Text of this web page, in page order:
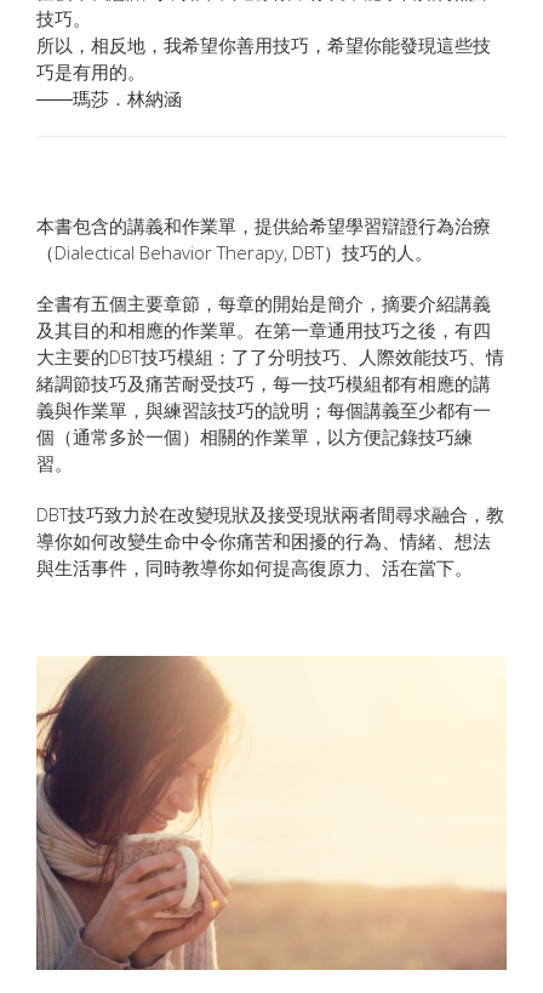
技巧。
所以，相反地，我希望你善用技巧，希望你能發現這些技
巧是有用的。
――瑪莎．林納涵
本書包含的講義和作業單，提供給希望學習辯證行為治療
（Dialectical Behavior Therapy, DBT）技巧的人。
全書有五個主要章節，每章的開始是簡介，摘要介紹講義
及其目的和相應的作業單。在第一章通用技巧之後，有四
大主要的DBT技巧模組：了了分明技巧、人際效能技巧、情
緒調節技巧及痛苦耐受技巧，每一技巧模組都有相應的講
義與作業單，與練習該技巧的說明；每個講義至少都有一
個（通常多於一個）相關的作業單，以方便記錄技巧練
習。
DBT技巧致力於在改變現狀及接受現狀兩者間尋求融合，教
導你如何改變生命中令你痛苦和困擾的行為、情緒、想法
與生活事件，同時教導你如何提高復原力、活在當下。